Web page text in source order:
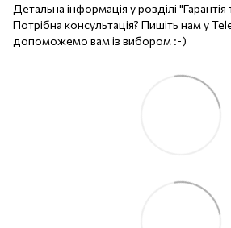
Детальна інформація у розділі
Потрібна консультація? Пишіть нам у
допоможемо вам із вибором :-)